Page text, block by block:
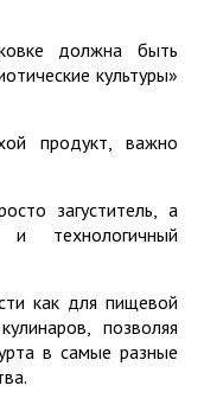
должна быть
культуры»
продукт, важно
загуститель, а
и технологичный
как для пищевой
позволяя
в самые разные